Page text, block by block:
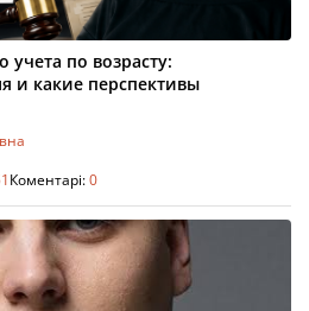
учета по возрасту:
и какие перспективы
Коментарі:0